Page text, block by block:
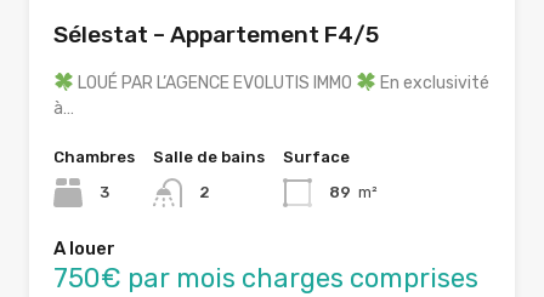
Sélestat – Appartement F4/5
LOUÉ PAR L’AGENCE EVOLUTIS IMMO
En exclusivité
à…
Chambres
3
Salle de bains
2
Surface
89 m²
A louer
750€ par mois charges comprises